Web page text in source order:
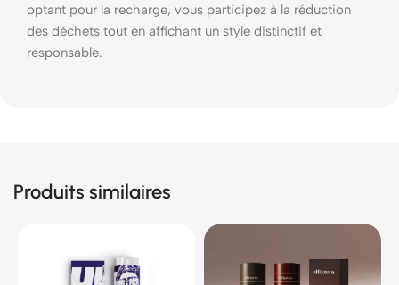
optant pour la recharge, vous participez à la réduction
des déchets tout en affichant un style distinctif et
responsable.
Produits similaires